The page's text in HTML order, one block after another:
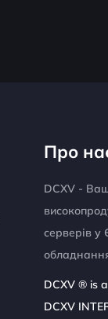
Про
DCXV -
серверів у
DCXV ® is
DCXV